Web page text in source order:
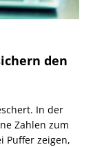
den
In der
Zahlen zum
Puffer zeigen,